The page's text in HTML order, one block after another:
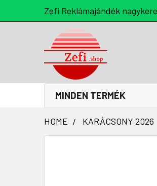
Zefi Reklámajándék
MINDEN TERMÉK
HOME KARÁCSONY 2026